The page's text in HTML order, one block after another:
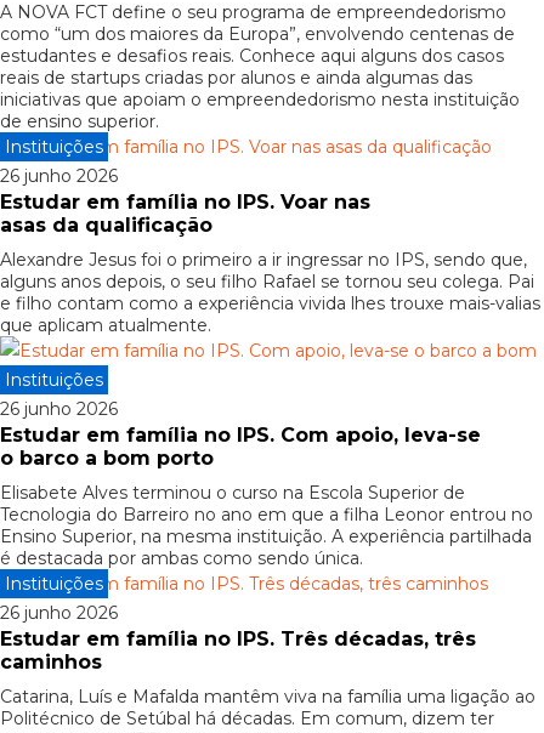
A NOVA FCT define o seu programa de empreendedorismo
como “um dos maiores da Europa”, envolvendo centenas de
estudantes e desafios reais. Conhece aqui alguns dos casos
reais de startups criadas por alunos e ainda algumas das
iniciativas que apoiam o empreendedorismo nesta instituição
de ensino superior.
Instituições
26 junho 2026
Estudar em família no IPS. Voar nas
asas da qualificação
Alexandre Jesus foi o primeiro a ir ingressar no IPS, sendo que,
alguns anos depois, o seu filho Rafael se tornou seu colega. Pai
e filho contam como a experiência vivida lhes trouxe mais-valias
que aplicam atualmente.
Instituições
26 junho 2026
Estudar em família no IPS. Com apoio, leva-se
o barco a bom porto
Elisabete Alves terminou o curso na Escola Superior de
Tecnologia do Barreiro no ano em que a filha Leonor entrou no
Ensino Superior, na mesma instituição. A experiência partilhada
é destacada por ambas como sendo única.
Instituições
26 junho 2026
Estudar em família no IPS. Três décadas, três
caminhos
Catarina, Luís e Mafalda mantêm viva na família uma ligação ao
Politécnico de Setúbal há décadas. Em comum, dizem ter